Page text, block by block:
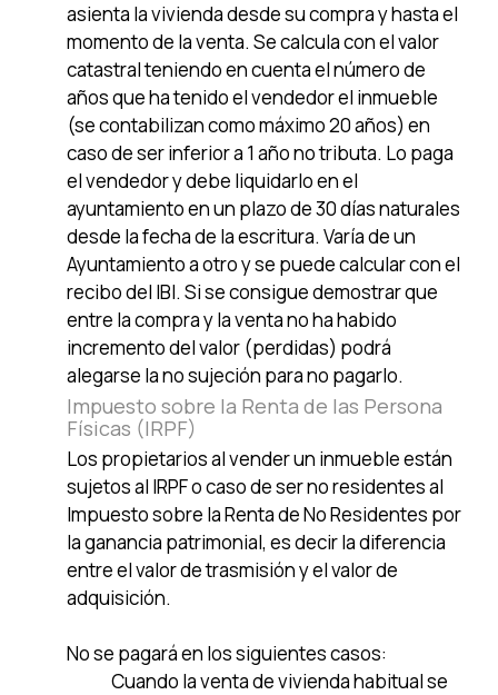
asienta la vivienda desde su compra y hasta el
momento de la venta. Se calcula con el valor
catastral teniendo en cuenta el número de
años que ha tenido el vendedor el inmueble
(se contabilizan como máximo 20 años) en
caso de ser inferior a 1 año no tributa. Lo paga
el vendedor y debe liquidarlo en el
ayuntamiento en un plazo de 30 días naturales
desde la fecha de la escritura. Varía de un
Ayuntamiento a otro y se puede calcular con el
recibo del IBI. Si se consigue demostrar que
entre la compra y la venta no ha habido
incremento del valor (perdidas) podrá
alegarse la no sujeción para no pagarlo.
Impuesto sobre la Renta de las Persona
Físicas (IRPF)
Los propietarios al vender un inmueble están
sujetos al IRPF o caso de ser no residentes al
Impuesto sobre la Renta de No Residentes por
la ganancia patrimonial, es decir la diferencia
entre el valor de trasmisión y el valor de
adquisición.
No se pagará en los siguientes casos:
Cuando la venta de vivienda habitual se